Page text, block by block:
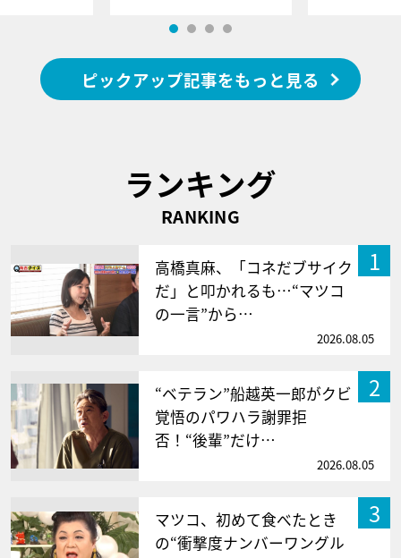
ピックアップ記事をもっと見る
ランキング
RANKING
1
高橋真麻、「コネだブサイク
だ」と叩かれるも…“マツコ
の一言”から…
2026.08.05
2
“ベテラン”船越英一郎がクビ
覚悟のパワハラ謝罪拒
否！“後輩”だけ…
2026.08.05
3
マツコ、初めて食べたとき
の“衝撃度ナンバーワングル